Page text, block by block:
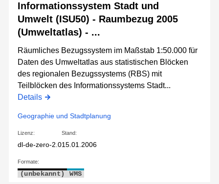
Informationssystem Stadt und
Umwelt (ISU50) - Raumbezug 2005
(Umweltatlas) - ...
Räumliches Bezugssystem im Maßstab 1:50.000 für
Daten des Umweltatlas aus statistischen Blöcken
des regionalen Bezugssystems (RBS) mit
Teilblöcken des Informationssystems Stadt...
Details
Geographie und Stadtplanung
Lizenz:
dl-de-zero-2.0
Stand:
15.01.2006
Formate:
(unbekannt) WMS